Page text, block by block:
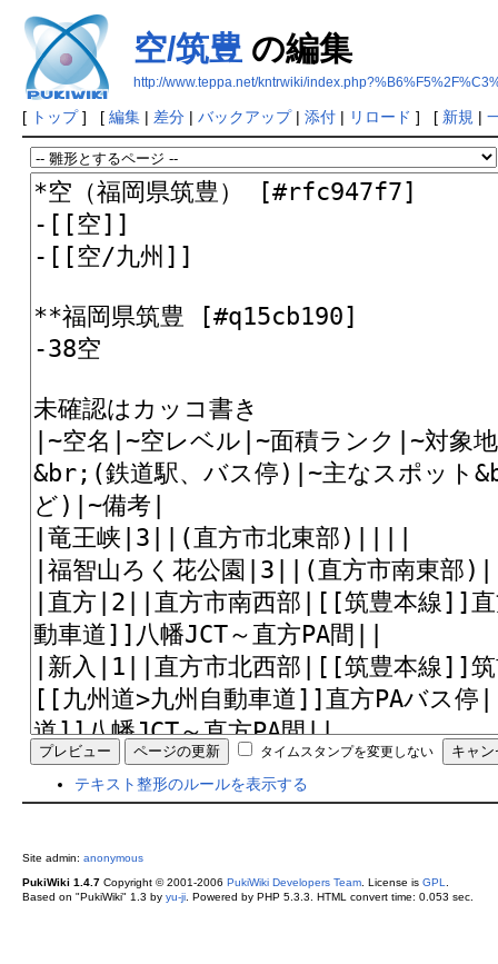
空/筑豊 の編集
http://www.teppa.net/kntrwiki/
[ トップ] [ 編集| 差分| バックアップ| 添付| リロード ] [ 新規 |
タイムスタンプを変更しない
テキスト整形のルールを表示する
Site admin: anonymous
PukiWiki 1.4.7Copyright © 2001-2006 PukiWiki Developers Team. License is GPL
Based on "PukiWiki" 1.3 by yu-ji. Powered by PHP 5.3.3. HTML convert time: 0.053 sec.